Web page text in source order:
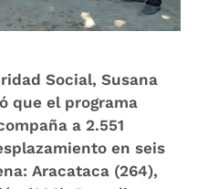
Social, Susana
que el programa
a 2.551
en seis
Aracataca (264),